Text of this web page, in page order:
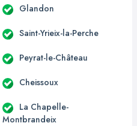
Glandon
Saint-Yrieix-la-Perche
Peyrat-le-Château
Cheissoux
La Chapelle-
Montbrandeix